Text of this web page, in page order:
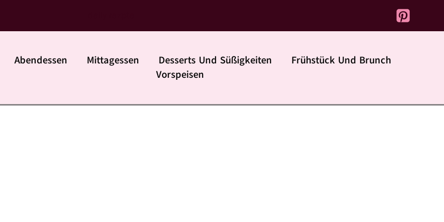
Abendessen Mittagessen Desserts Und Süßigkeiten
Frühstück Und Brunch
Vorspeisen